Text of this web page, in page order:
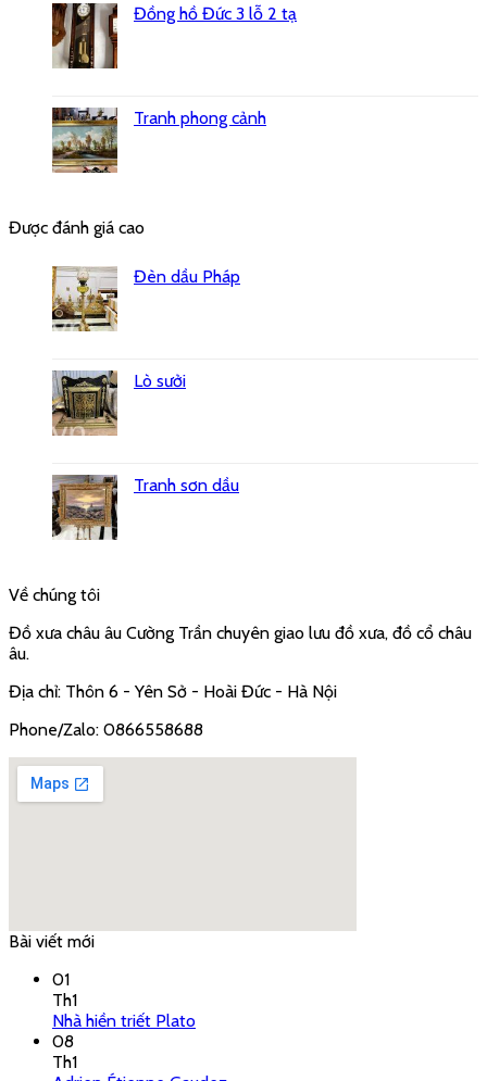
Đồng hồ Đức 3 lỗ 2 tạ
Tranh phong cảnh
Được đánh giá cao
Đèn dầu Pháp
Lò sưởi
Tranh sơn dầu
Về chúng tôi
Đồ xưa châu âu Cường Trần chuyên giao lưu đồ xưa, đồ cổ châu
âu.
Địa chỉ: Thôn 6 - Yên Sở - Hoài Đức - Hà Nội
Phone/Zalo: 0866558688
Bài viết mới
01
Th1
Nhà hiền triết Plato
08
Th1